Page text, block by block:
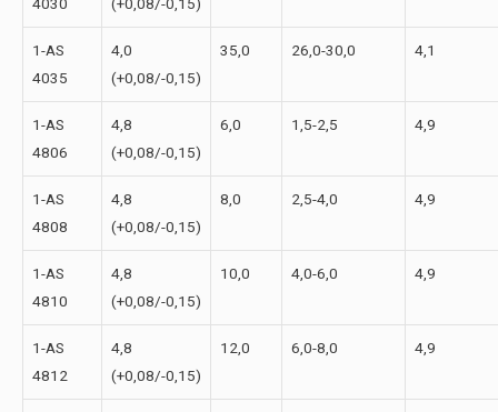
4030 (+0,08/-0,15)
1-АS
4035
4,0
(+0,08/-0,15)
35,0 26,0-30,0 4,1
1-АS
4806
4,8
(+0,08/-0,15)
6,0 1,5-2,5 4,9
1-АS
4808
4,8
(+0,08/-0,15)
8,0 2,5-4,0 4,9
1-АS
4810
4,8
(+0,08/-0,15)
10,0 4,0-6,0 4,9
1-АS
4812
4,8
(+0,08/-0,15)
12,0 6,0-8,0 4,9